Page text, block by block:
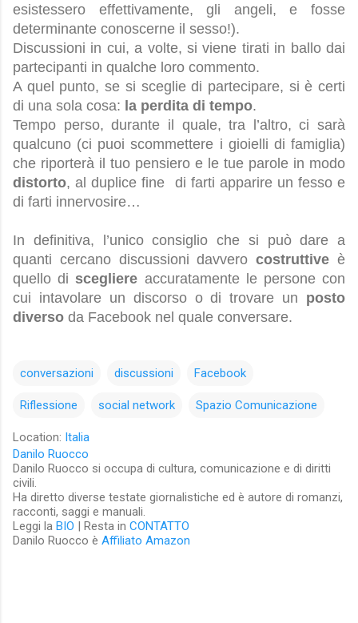
esistessero effettivamente, gli angeli, e fosse
determinante conoscerne il sesso!).
Discussioni in cui, a volte, si viene tirati in ballo dai
partecipanti in qualche loro commento.
A quel punto, se si sceglie di partecipare, si è certi
di una sola cosa: la perdita di tempo.
Tempo perso, durante il quale, tra l’altro, ci sarà
qualcuno (ci puoi scommettere i gioielli di famiglia)
che riporterà il tuo pensiero e le tue parole in modo
distorto, al duplice fine di farti apparire un fesso e
di farti innervosire…
In definitiva, l’unico consiglio che si può dare a
quanti cercano discussioni davverocostruttiveè
quello di scegliere accuratamente le persone con
cui intavolare un discorso o di trovare un posto
diverso da Facebook nel quale conversare.
conversazioni discussioni Facebook
Riflessione social network Spazio Comunicazione
Location: Italia
Danilo Ruocco
Danilo Ruocco si occupa di cultura, comunicazione e di diritti
civili.
Ha diretto diverse testate giornalistiche ed è autore di romanzi,
racconti, saggi e manuali.
Leggi la BIO | Resta in CONTATTO
Danilo Ruocco è Affiliato Amazon